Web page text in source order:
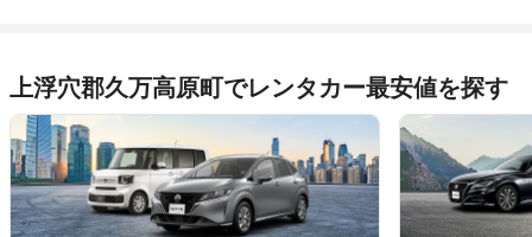
上浮穴郡久万高原町でレンタカー最安値を探す